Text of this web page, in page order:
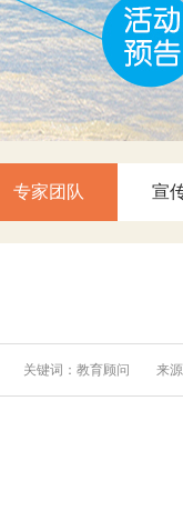
专家团队 宣
关键词：教育顾问 来源